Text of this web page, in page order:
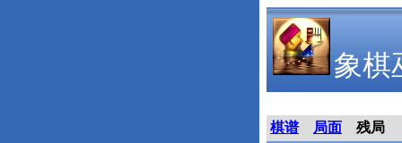
象棋
棋谱 局面
残局